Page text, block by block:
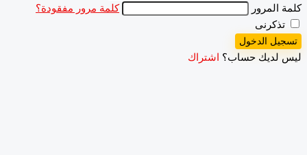
المرور
كلمة مرور مفقودة؟
الدخول
لديك حساب؟اشتراك